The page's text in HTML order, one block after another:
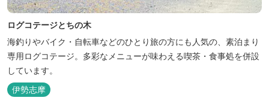
ログコテージとちの木
海釣りやバイク・自転車などのひとり旅の方にも人気の、素泊まり
専用ログコテージ。多彩なメニューが味わえる喫茶・食事処を併設
しています。
伊勢志摩